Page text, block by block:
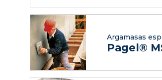
Argamasas
Pagel®